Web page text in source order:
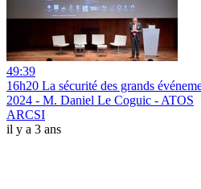
49:39
16h20 La sécurité des grands
2024 - M. Daniel Le Coguic - ATOS
ARCSI
il y a 3 ans